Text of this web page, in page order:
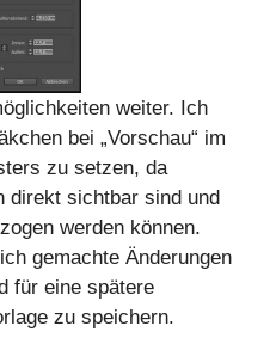
weiter. Ich
bei „Vorschau“ im
zu setzen, da
direkt sichtbar sind und
werden können.
gemachte Änderungen
für eine spätere
zu speichern.